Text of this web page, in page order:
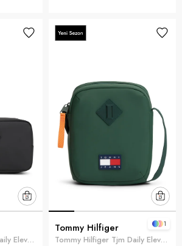
Tommy Hilfiger Tjm Daily Elevated W Erkek El Çantası Siyah
Tommy Hilfiger
Tommy Hilfiger Tjm Daily Elevated R Erkek Reporter Çanta Yeşil
1